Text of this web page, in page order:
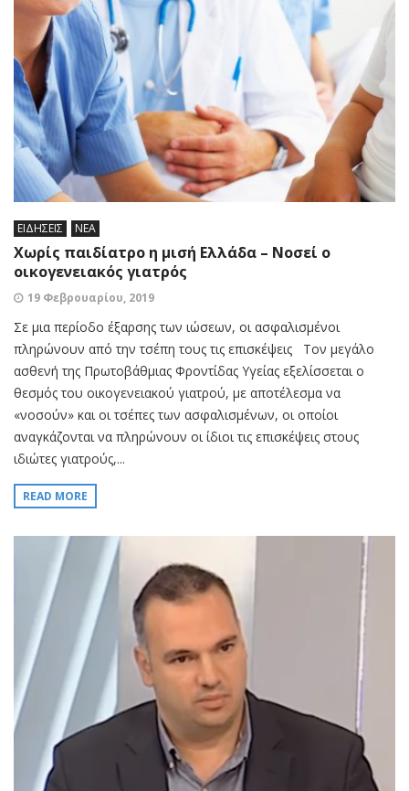
ΕΙΔΗΣΕΙΣ ΝΕΑ
Χωρίς παιδίατρο η μισή Ελλάδα – Νοσεί ο
οικογενειακός γιατρός
19 Φεβρουαρίου, 2019
Σε µια περίοδο έξαρσης των ιώσεων, οι ασφαλισµένοι
πληρώνουν από την τσέπη τους τις επισκέψεις Τον µεγάλο
ασθενή της Πρωτοβάθµιας Φροντίδας Υγείας εξελίσσεται ο
θεσµός του οικογενειακού γιατρού, µε αποτέλεσµα να
«νοσούν» και οι τσέπες των ασφαλισµένων, οι οποίοι
αναγκάζονται να πληρώνουν οι ίδιοι τις επισκέψεις στους
ιδιώτες γιατρούς,...
READ MORE